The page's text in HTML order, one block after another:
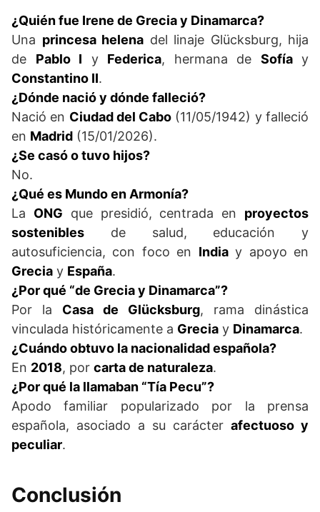
¿Quién fue Irene de Grecia y Dinamarca?
Una princesa helena del linaje Glücksburg, hija
de Pablo I y Federica, hermana de Sofíay
Constantino II.
¿Dónde nació y dónde falleció?
Nació en Ciudad del Cabo (11/05/1942) y falleció
en Madrid (15/01/2026).
¿Se casó o tuvo hijos?
No.
¿Qué es Mundo en Armonía?
La ONG que presidió, centrada en proyectos
sostenibles de salud, educación y
autosuficiencia, con foco en Indiay apoyo en
Grecia y España.
¿Por qué “de Grecia y Dinamarca”?
Por la Casa de Glücksburg, rama dinástica
vinculada históricamente a Grecia y Dinamarca.
¿Cuándo obtuvo la nacionalidad española?
En 2018, por carta de naturaleza.
¿Por qué la llamaban “Tía Pecu”?
Apodo familiar popularizado por la prensa
española, asociado a su carácter afectuoso y
peculiar.
Conclusión